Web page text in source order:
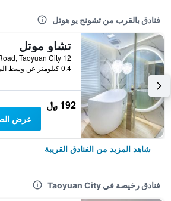
فنادق بالقرب من تشونج يو هوتل
تشاو موتل
0.4 كيلومتر عن وسط المدينة
192 ﷼
عرض
شاهد المزيد من الفنادق القريبة
فنادق رخيصة في Taoyuan City